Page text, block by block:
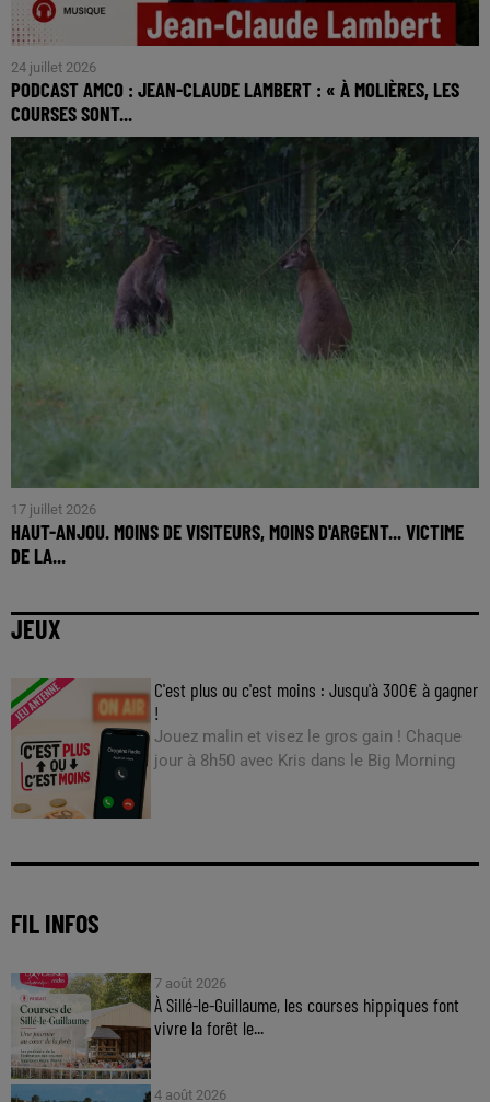
24 juillet 2026
PODCAST AMCO : JEAN-CLAUDE LAMBERT : « À MOLIÈRES, LES
COURSES SONT...
17 juillet 2026
HAUT-ANJOU. MOINS DE VISITEURS, MOINS D'ARGENT... VICTIME
DE LA...
JEUX
C'est plus ou c'est moins : Jusqu'à 300€ à gagner
!
Jouez malin et visez le gros gain ! Chaque
jour à 8h50 avec Kris dans le Big Morning
FIL INFOS
7 août 2026
À Sillé-le-Guillaume, les courses hippiques font
vivre la forêt le...
4 août 2026